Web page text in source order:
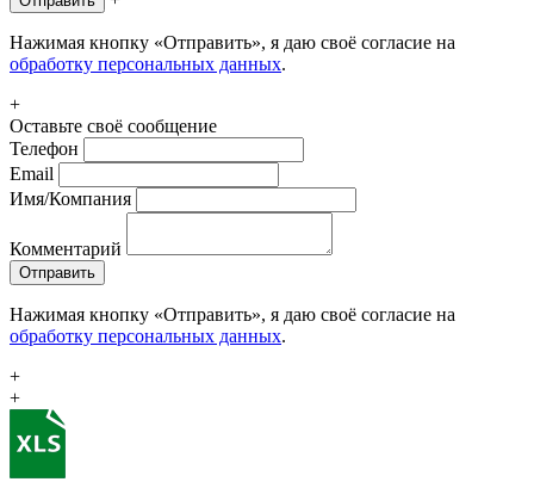
Нажимая кнопку «Отправить», я даю своё согласие на
обработку персональных данных.
+
Оставьте своё сообщение
Телефон
Email
Имя/Компания
Комментарий
Отправить
Нажимая кнопку «Отправить», я даю своё согласие на
обработку персональных данных.
+
+